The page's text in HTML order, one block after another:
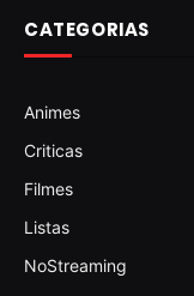
CATEGORIAS
Animes
Criticas
Filmes
Listas
NoStreaming